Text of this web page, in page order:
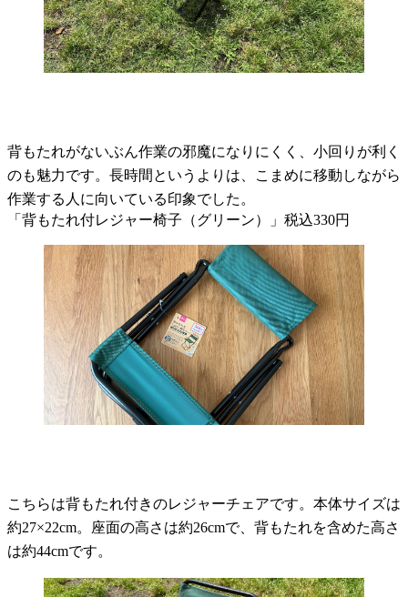
背もたれがないぶん作業の邪魔になりにくく、小回りが利く
のも魅力です。長時間というよりは、こまめに移動しながら
作業する人に向いている印象でした。
「背もたれ付レジャー椅子（グリーン）」税込330円
こちらは背もたれ付きのレジャーチェアです。本体サイズは
約27×22cm。座面の高さは約26cmで、背もたれを含めた高さ
は約44cmです。